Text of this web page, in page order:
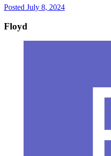
Posted July 8, 2024
Floyd